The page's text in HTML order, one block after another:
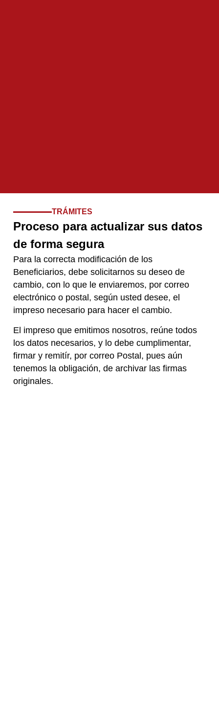
TRÁMITES
Proceso para actualizar sus datos
de forma segura
Para la correcta modificación de los
Beneficiarios, debe solicitarnos su deseo de
cambio, con lo que le enviaremos, por correo
electrónico o postal, según usted desee, el
impreso necesario para hacer el cambio.
El impreso que emitimos nosotros, reúne todos
los datos necesarios, y lo debe cumplimentar,
firmar y remitír, por correo Postal, pues aún
tenemos la obligación, de archivar las firmas
originales.